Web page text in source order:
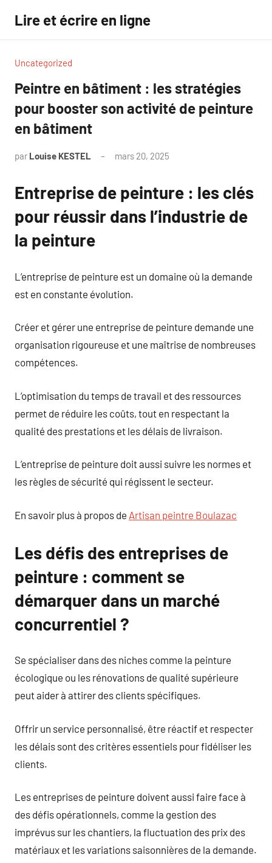
contenu
Lire et écrire en ligne
Uncategorized
Peintre en bâtiment : les stratégies
pour booster son activité de peinture
en bâtiment
par Louise KESTEL mars 20, 2025
Entreprise de peinture : les clés
pour réussir dans l’industrie de
la peinture
L’entreprise de peinture est un domaine où la demande
est en constante évolution.
Créer et gérer une entreprise de peinture demande une
organisation rigoureuse et une maîtrise de nombreuses
compétences.
L’optimisation du temps de travail et des ressources
permet de réduire les coûts, tout en respectant la
qualité des prestations et les délais de livraison.
L’entreprise de peinture doit aussi suivre les normes et
les règles de sécurité qui régissent le secteur.
En savoir plus à propos de Artisan peintre Boulazac
Les défis des entreprises de
peinture : comment se
démarquer dans un marché
concurrentiel ?
Se spécialiser dans des niches comme la peinture
écologique ou les rénovations de qualité supérieure
peut aider à attirer des clients spécifiques.
Offrir un service personnalisé, être réactif et respecter
les délais sont des critères essentiels pour fidéliser les
clients.
Les entreprises de peinture doivent aussi faire face à
des défis opérationnels, comme la gestion des
imprévus sur les chantiers, la fluctuation des prix des
matériaux et les variations saisonnières de la demande.